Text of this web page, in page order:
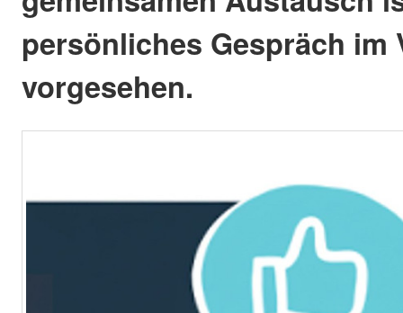
persönliches Gespräch im
vorgesehen.